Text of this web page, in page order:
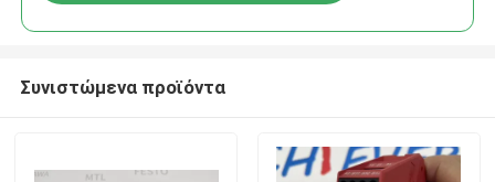
Συνιστώμενα προϊόντα